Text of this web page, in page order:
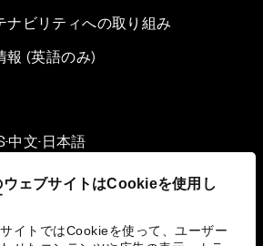
ウェブサイトはCookieを使用し
イトではCookieを使って、ユーザー
ナビリティへの取り組み
報 (英語のみ)
▪中文▪ 日本語